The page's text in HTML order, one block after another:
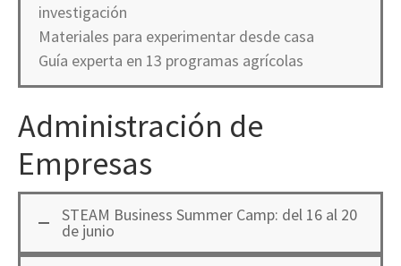
investigación
Materiales para experimentar desde casa
Guía experta en 13 programas agrícolas
Administración de
Empresas
STEAM Business Summer Camp: del 16 al 20
de junio